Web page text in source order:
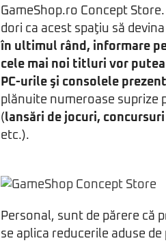
GameShop.ro Concept
dori ca acest spaţiu să devina
în ultimul rând, informare
cele mai noi titluri vor
PC-urile şi consolele
plănuite numeroase suprize
(lansări de jocuri,
etc.).
Personal, sunt de părere că
se aplica reducerile aduse